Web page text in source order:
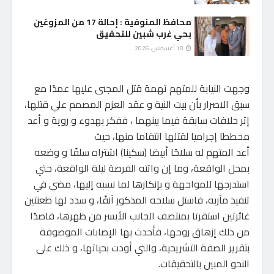
محافظ المنوفية : إحالة 17 من المزوغين
بحي غرب شبين للتحقيق
وجهت النيابة للمتهم تهمة قتل المجنى عليها عمدًا مع
سبق الاصرار بأن بيت النية و عقد العزم المصمم علي قتلها،
إثر خلافات سابقة فيما بينهما ، ففكر بهدوء و روية و أعد
مخططا إجراميا لقتلها انتقاما منها، حيث
أعد المتهم له سلاحًا أبيضا (سكينا) اشتراه سلفًا و وضعه
بمحل الواقعة، وما إن واتته الفرصة ليلة الواقعة، حتي
استدرجها للمواجهة و بإنكارها لما نسبه إليها، مضي في
تنفيذ مآربه، فاستل سلاحه المذكور آنفًا، و سدد لها طعنتين
غائرتين استقرتا بمنتصف الجانب الأيسر من ظهرها، قاصدًا
من ذلك إزهاق روحها، فأحدث بها الإصابات الموصوفة
بتقرير الصفة التشريحية، والتي أودت بحياتها، و ذلك على
النحو المبين بالتحقيقات.